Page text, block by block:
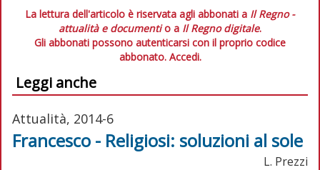
La lettura dell'articolo è riservata agli abbonati a Il Regno -
attualità e documentio a Il Regno digitale.
Gli abbonati possono autenticarsi con il proprio codice
abbonato. Accedi.
Leggi anche
Attualità, 2014-6
Francesco - Religiosi: soluzioni al sole
L. Prezzi